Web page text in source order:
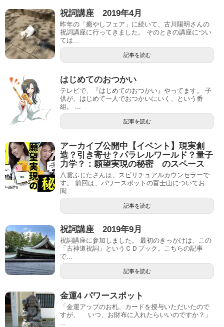
祝詞講座 2019年4月
昨年の「癒やしフェア」に続いて、古川陽明さんの
祝詞講座に行ってきました。 そのときの講座につい
ては...
記事を読む
はじめてのおつかい
テレビで、『はじめてのおつかい』やってます。 子
供が、はじめて一人でおつかいにいく、という番
組。 ...
記事を読む
アーカイブ公開中【イベント】現実創
造？引き寄せ？パラレルワールド？量子
力学？：願望実現の秘密 のスペース
八雲ふじたさんは、スピリチュアルカウンセラーで
す。 前回は、パワースポットの富士山についてお
聞...
記事を読む
祝詞講座 2019年9月
祝詞講座に参加しました。 最初のきっかけは、この
「古神道祝詞」というＣＤブック。こちらの記事
で...
記事を読む
金運4 パワースポット
「金運アップのお札、カードを授与いただいたので
すが、 いつ、お財布に入れたらいいのですか？」
...